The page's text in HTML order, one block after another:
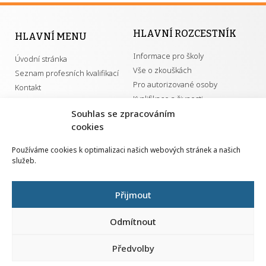
Souhlas se zpracováním
cookies
Používáme cookies k optimalizaci našich webových stránek a našich
služeb.
Přijmout
Odmítnout
Předvolby
HLAVNÍ MENU
Úvodní stránka
Seznam profesních kvalifikací
Kontakt
HLAVNÍ ROZCESTNÍK
Informace pro školy
Vše o zkouškách
Pro autorizované osoby
Kvalifikace a živnosti
GDPR
Národní pedagogický institut ČR
Senovážné náměstí 25
110 00 Praha 1